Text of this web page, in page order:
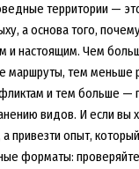
территории —
а основа того,
и настоящим. Чем
маршруты, тем меньше
и тем больше —
видов. И если вы
привезти опыт,
форматы: